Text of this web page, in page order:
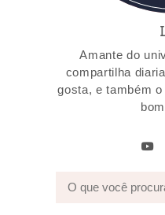
Amante do
compartilha
gosta, e também